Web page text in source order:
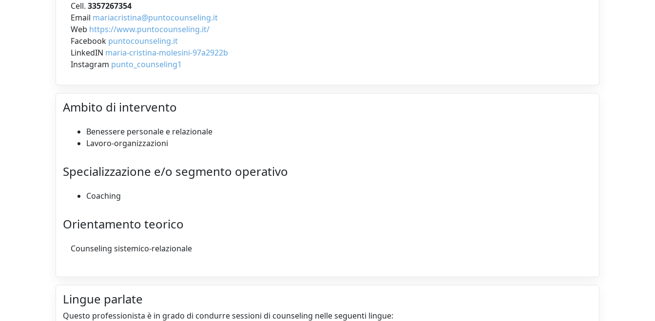
Cell. 3357267354
Email mariacristina@puntocounseling.it
Web https://www.puntocounseling.it/
Facebook puntocounseling.it
LinkedIN maria-cristina-molesini-97a2922b
Instagram punto_counseling1
Ambito di intervento
Benessere personale e relazionale
Lavoro-organizzazioni
Specializzazione e/o segmento operativo
Coaching
Orientamento teorico
Counseling sistemico-relazionale
Lingue parlate
Questo professionista è in grado di condurre sessioni di counseling nelle seguenti lingue: